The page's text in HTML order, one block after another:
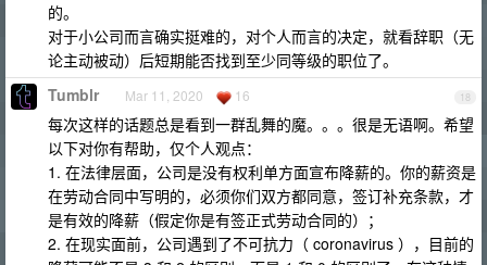
的。
对于小公司而言确实挺难的，对个人而言的决定，就看辞职（无
论主动被动）后短期能否找到至少同等级的职位了。
18
Tumblr Mar 11, 2020 16
每次这样的话题总是看到一群乱舞的魔。。。很是无语啊。希望
以下对你有帮助，仅个人观点：
1. 在法律层面，公司是没有权利单方面宣布降薪的。你的薪资是
在劳动合同中写明的，必须你们双方都同意，签订补充条款，才
是有效的降薪（假定你是有签正式劳动合同的）；
2. 在现实面前，公司遇到了不可抗力（ coronavirus ），目前的